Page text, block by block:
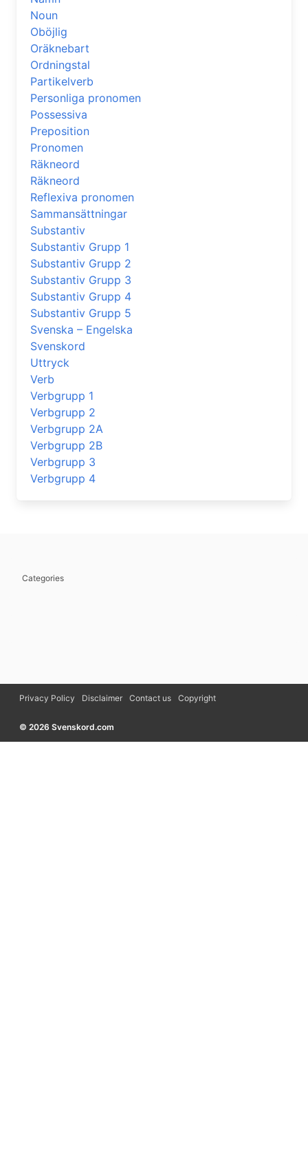
Noun
Oböjlig
Oräknebart
Ordningstal
Partikelverb
Personliga pronomen
Possessiva
Preposition
Pronomen
Räkneord
Räkneord
Reflexiva pronomen
Sammansättningar
Substantiv
Substantiv Grupp 1
Substantiv Grupp 2
Substantiv Grupp 3
Substantiv Grupp 4
Substantiv Grupp 5
Svenska – Engelska
Svenskord
Uttryck
Verb
Verbgrupp 1
Verbgrupp 2
Verbgrupp 2A
Verbgrupp 2B
Verbgrupp 3
Verbgrupp 4
Categories
Privacy Policy Disclaimer Contact us Copyright
© 2026 Svenskord.com